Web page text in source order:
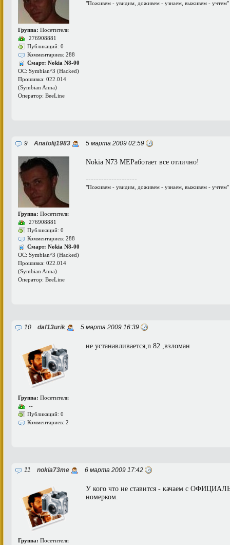
Группа: Посетители
276908881
Публикаций: 0
Комментариев: 288
Смарт: Nokia N8-00
ОС: Symbian^3 (Hacked)
Прошивка: 022.014
(Symbian Anna)
Оператор: BeeLine
"Поживем - увидим, доживем - узнаем, выживем - учтем"
9 Anatolij1983 5 марта 2009 02:59
Группа: Посетители
276908881
Публикаций: 0
Комментариев: 288
Смарт: Nokia N8-00
ОС: Symbian^3 (Hacked)
Прошивка: 022.014
(Symbian Anna)
Оператор: BeeLine
Nokia N73 MEРаботает все отлично!
--------------------
"Поживем - увидим, доживем - узнаем, выживем - учтем"
10 daf13urik 5 марта 2009 16:39
Группа: Посетители
--
Публикаций: 0
Комментариев: 2
не устанавливается,n 82 ,взломан
11 nokia73me 6 марта 2009 17:42
Группа: Посетители
У кого что не ставится - качаем с
номерком.